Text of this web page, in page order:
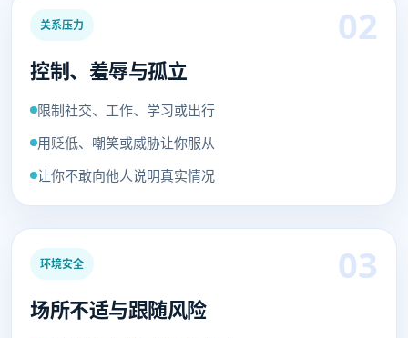
关系压力 02
控制、羞辱与孤立
限制社交、工作、学习或出行
用贬低、嘲笑或威胁让你服从
让你不敢向他人说明真实情况
环境安全 03
场所不适与跟随风险